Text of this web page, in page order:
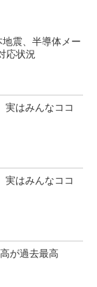
震、半導体メー
応状況
実はみんなココ
実はみんなココ
が過去最高